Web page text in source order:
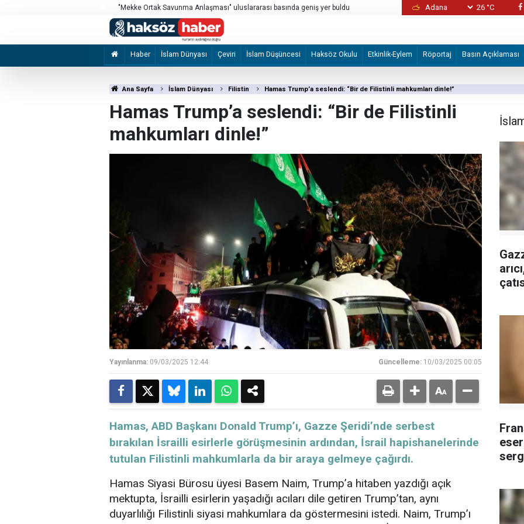
"Mekke Ortak Savunma Anlaşması" uluslararası basında geniş yer buldu Bunlar normal değil! 26 °C
Haber İslam Dünyası Çeviri İslam Düşüncesi Haksöz Okulu Etkinlik-Eylem Röportaj Basın Açıklaması
Ana Sayfa İslam Dünyası Filistin Hamas Trump’a seslendi: “Bir de Filistinli mahkumları dinle!”
Hamas Trump’a seslendi: “Bir de Filistinli
mahkumları dinle!”
Yayınlanma: 09/03/2025 12:44 Güncelleme: 10/03/2025 00:05
Hamas, ABD Başkanı Donald Trump’ı, Gazze Şeridi’nde serbest
bırakılan İsrailli esirlerle görüşmesinin ardından, İsrail hapishanelerinde
tutulan Filistinli mahkumlarla da bir araya gelmeye çağırdı.
Hamas Siyasi Bürosu üyesi Basem Naim, Trump’a hitaben yazdığı açık
mektupta, İsrailli esirlerin yaşadığı acıları dile getiren Trump’tan, aynı
duyarlılığı Filistinli siyasi mahkumlara da göstermesini istedi. Naim, Trump’ı